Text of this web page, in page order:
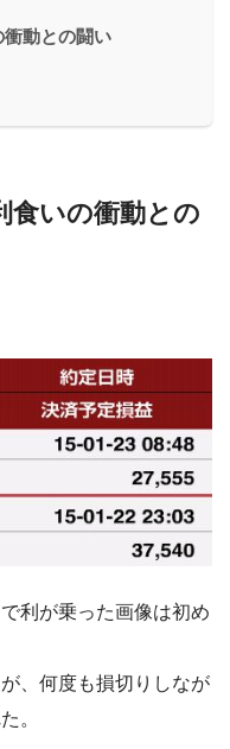
動との闘い
食いの衝動との
利が乗った画像は初め
、何度も損切りしなが
。